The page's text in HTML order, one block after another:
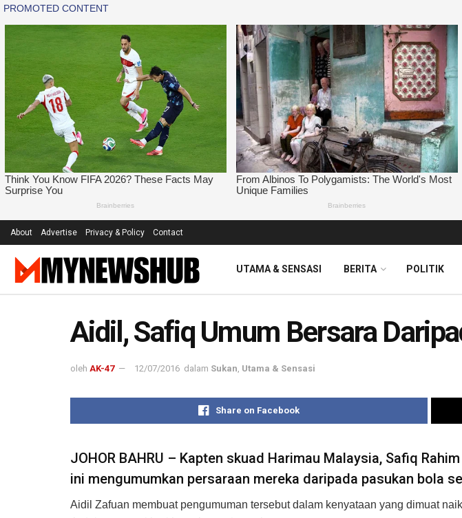
About Advertise Privacy & Policy Contact
UTAMA & SENSASI BERITA POLITIK
Aidil, Safiq Umum Bersara
oleh AK-47 12/07/2016 dalam Sukan Utama & Sensasi
Share on Facebook
JOHOR BAHRU – Kapten skuad Harimau Malaysia, Safiq
ini mengumumkan persaraan mereka daripada pasukan bola
Aidil Zafuan membuat pengumuman tersebut dalam kenyataan yang dimuat